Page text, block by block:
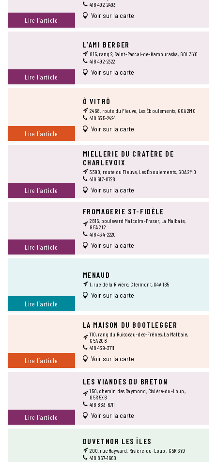
Lire l’article
418 492-2493
Voir sur la carte
Lire l’article
L’AMI BERGER
815, rang 2, Saint-Pascal-de-Kamouraska, G0L 3Y0
418 492-2322
Voir sur la carte
Lire l’article
Ô VITRÔ
2468, route du Fleuve, Les Éboulements, G0A 2M0
418 635-2424
Voir sur la carte
Lire l’article
MIELLERIE DU CRATÈRE DE
CHARLEVOIX
3390, route du Fleuve, Les Éboulements, G0A 2M0
418 617-0728
Voir sur la carte
Lire l’article
FROMAGERIE ST-FIDÈLE
2815, boulevard Malcolm-Fraser, La Malbaie,
G5A 2J2
418 434-2220
Voir sur la carte
Lire l’article
MENAUD
1, rue de la Rivière, Clermont, G4A 1B5
Voir sur la carte
Lire l’article
LA MAISON DU BOOTLEGGER
110, rang du Ruisseau-des-Frênes, La Malbaie,
G5A 2C8
418 439-3711
Voir sur la carte
Lire l’article
LES VIANDES DU BRETON
150, chemin des Raymond, Rivière-du-Loup,
G5R 5X8
418 863-6711
Voir sur la carte
DUVETNOR LES ÎLES
200, rue Hayward, Rivière-du-Loup , G5R 3Y9
418 867-1660